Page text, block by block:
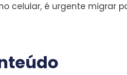
celular, é urgente migrar